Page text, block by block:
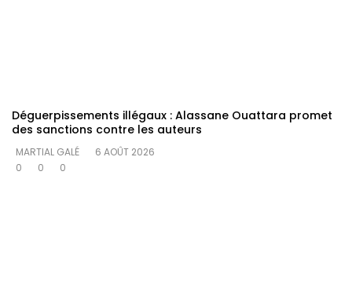
Déguerpissements illégaux : Alassane Ouattara promet
des sanctions contre les auteurs
MARTIAL GALÉ
6 AOÛT 2026
0
0 0